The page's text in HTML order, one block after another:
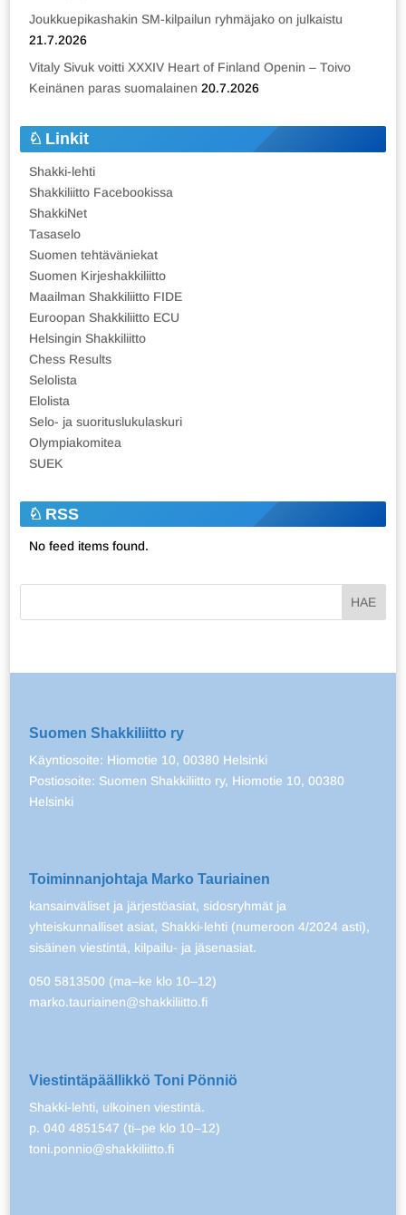
Joukkuepikashakin SM-kilpailun ryhmäjako on julkaistu
21.7.2026
Vitaly Sivuk voitti XXXIV Heart of Finland Openin – Toivo
Keinänen paras suomalainen 20.7.2026
Linkit
Shakki-lehti
Shakkiliitto Facebookissa
ShakkiNet
Tasaselo
Suomen tehtäväniekat
Suomen Kirjeshakkiliitto
Maailman Shakkiliitto FIDE
Euroopan Shakkiliitto ECU
Helsingin Shakkiliitto
Chess Results
Selolista
Elolista
Selo- ja suorituslukulaskuri
Olympiakomitea
SUEK
RSS
No feed items found.
Suomen Shakkiliitto ry
Käyntiosoite: Hiomotie 10, 00380 Helsinki
Postiosoite: Suomen Shakkiliitto ry, Hiomotie 10, 00380
Helsinki
Toiminnanjohtaja Marko Tauriainen
kansainväliset ja järjestöasiat, sidosryhmät ja
yhteiskunnalliset asiat, Shakki-lehti (numeroon 4/2024 asti),
sisäinen viestintä, kilpailu- ja jäsenasiat.
050 5813500 (ma–ke klo 10–12)
marko.tauriainen@shakkiliitto.fi
Viestintäpäällikkö Toni Pönniö
Shakki-lehti, ulkoinen viestintä.
p. 040 4851547 (ti–pe klo 10–12)
toni.ponnio@shakkiliitto.fi